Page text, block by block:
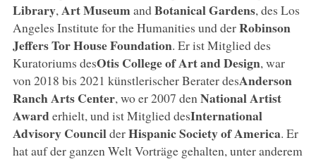
Library, Art MuseumandBotanical Gardens, des Los
Angeles Institute for the Humanities und derRobinson
Jeffers Tor House Foundation. Er ist Mitglied des
Kuratoriums desOtis College of Art and Design, war
von 2018 bis 2021 künstlerischer Berater desAnderson
Ranch Arts Center, wo er 2007 den National Artist
Awarderhielt, und ist Mitglied desInternational
Advisory CouncilderHispanic Society of America. Er
hat auf der ganzen Welt Vorträge gehalten, unter anderem